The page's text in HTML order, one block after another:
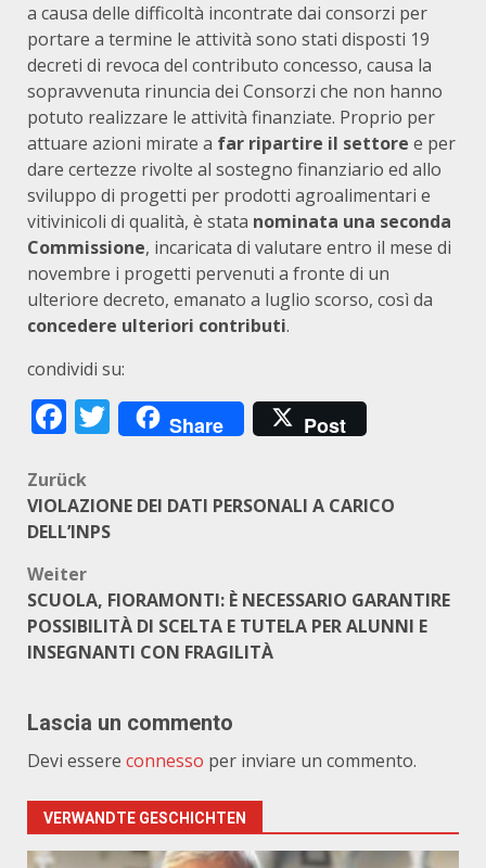
a causa delle difficoltà incontrate dai consorzi per
portare a termine le attività sono stati disposti 19
decreti di revoca del contributo concesso, causa la
sopravvenuta rinuncia dei Consorzi che non hanno
potuto realizzare le attività finanziate. Proprio per
attuare azioni mirate a far ripartire il settore e per
dare certezze rivolte al sostegno finanziario ed allo
sviluppo di progetti per prodotti agroalimentari e
vitivinicoli di qualità, è stata nominata una seconda
Commissione, incaricata di valutare entro il mese di
novembre i progetti pervenuti a fronte di un
ulteriore decreto, emanato a luglio scorso, così da
concedere ulteriori contributi.
condividi su:
Facebook
Twitter
Share Post
Beitragsnavigation
Zurück
VIOLAZIONE DEI DATI PERSONALI A CARICO
DELL’INPS
Weiter
SCUOLA, FIORAMONTI: È NECESSARIO GARANTIRE
POSSIBILITÀ DI SCELTA E TUTELA PER ALUNNI E
INSEGNANTI CON FRAGILITÀ
Lascia un commento
Devi essere connesso per inviare un commento.
VERWANDTE GESCHICHTEN